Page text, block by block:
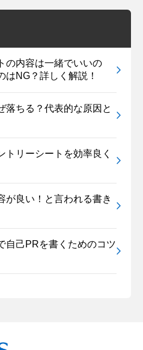
の内容は一緒でいいの
はNG？詳しく解説！
落ちる？代表的な原因と
トリーシートを効率良く
が良い！と言われる書き
自己PRを書くためのコツ